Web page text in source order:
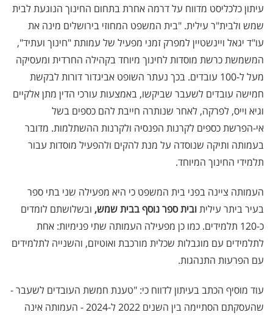
עיתון כלכליסט מדווח על דרמה אחרת בתחום החינוך הנוגעת לבית
שמש ולבית"ר עילית. "בית המשפט המחוזי בירושלים מינה את
עו"ד יגאל ויינשטיין למפרק זמני מפעיל של עמותת "חינוך ועתיד",
המשמשת כרשת מוסדות לחינוך מיוחד בקהילה החרדית ומעסיקה
מעל ל-100 עובדים. בכך נעתר השופט אביגדור דורות לבקשת
חמישה עובדים לשעבר שביקשו, באמצעות עורכי הדין מתן אלקיים
וגיא וייס, לפרקה, לאחר שנותרה חייבת להם כספים בשל
אי-הפרשת כספים לקרנות הפנסיה ולקרנות ההשתלמות. מדובר
בעמותה ותיקה שנוסדה על מנת להקים ולהפעיל מוסדות עבור
תלמידי החינוך המיוחד.
העמותה ציינה בפני בית המשפט כי היא מפעילה שני בתי ספר
בעיר ביתר עיליתובית ספר נוסף בבית שמש, ובשלושתם לומדים
כ-120 תלמידים. כמו כן מפעילה העמותה שתי פנימיות: אחת
לתלמידים עם מוגבלות שכלית מורכבת ואוטיזם, והשנייה לתלמידים
עם הפרעות התנהגות.
עוד מוסיף הכתב בעיתון לדווח כי: "טענת חמשת העובדים לשעבר -
שהעסקתם הסתיימה בין השנים 2022 ל-2024 - העמותה אינה